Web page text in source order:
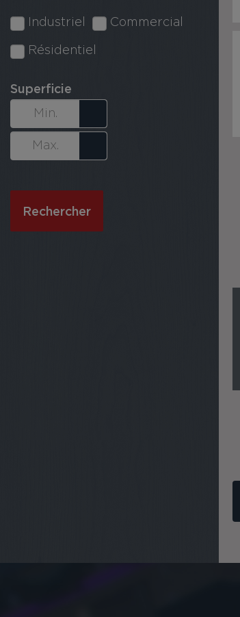
Industriel Commercial
Résidentiel
Superficie
Rechercher